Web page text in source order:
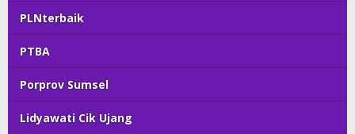
PLNterbaik
PTBA
Porprov Sumsel
Lidyawati Cik Ujang